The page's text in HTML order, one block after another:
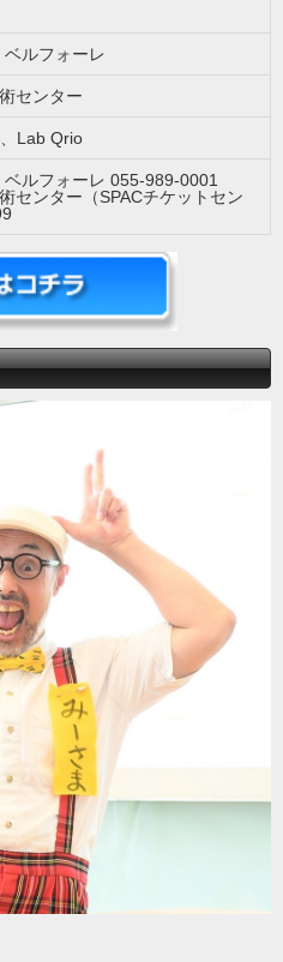
ルフォーレ
センター
Lab Qrio
ルフォーレ 055-989-0001
センター（SPACチケットセン